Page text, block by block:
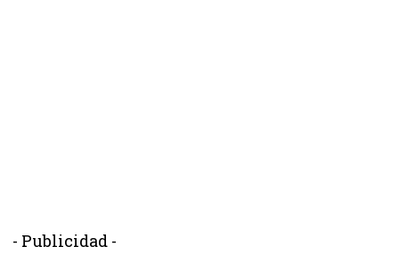
- Publicidad -